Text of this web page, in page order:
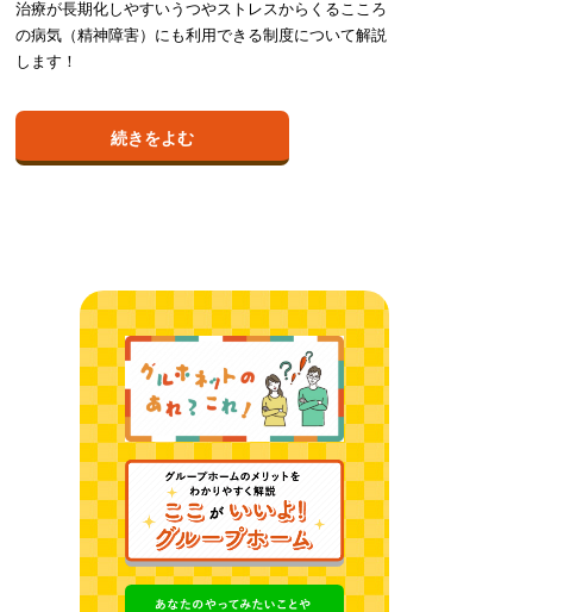
治療が長期化しやすいうつやストレスからくるこころ
の病気（精神障害）にも利用できる制度について解説
します！
続きをよむ